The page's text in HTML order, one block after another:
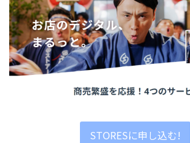
STORESに申し込む!